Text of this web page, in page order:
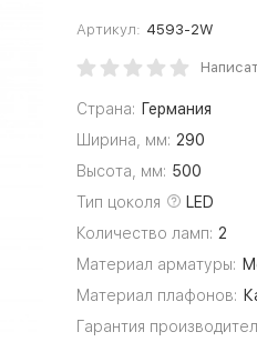
Артикул: 4593-2W
Страна: Германия
Ширина, мм: 290
Высота, мм: 500
Тип цоколя
LED
Количество ламп: 2
Материал арматуры:
Материал плафонов:
Гарантия